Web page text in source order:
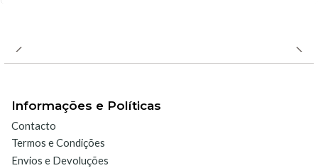
Informações e Políticas
Contacto
Termos e Condições
Envios e Devoluções